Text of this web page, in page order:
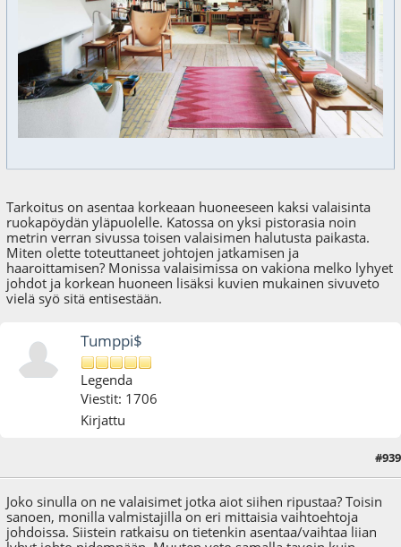
Tarkoitus on asentaa korkeaan huoneeseen kaksi valaisinta
ruokapöydän yläpuolelle. Katossa on yksi pistorasia noin
metrin verran sivussa toisen valaisimen halutusta paikasta.
Miten olette toteuttaneet johtojen jatkamisen ja
haaroittamisen? Monissa valaisimissa on vakiona melko lyhyet
johdot ja korkean huoneen lisäksi kuvien mukainen sivuveto
vielä syö sitä entisestään.
Tumppi$
Legenda
Viestit: 1706
Kirjattu
: 01.09.18 - klo:00:19 käyttäjältä Tumppi$#939
Joko sinulla on ne valaisimet jotka aiot siihen ripustaa? Toisin
sanoen, monilla valmistajilla on eri mittaisia vaihtoehtoja
johdoissa. Siistein ratkaisu on tietenkin asentaa/vaihtaa liian